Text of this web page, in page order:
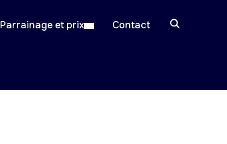
Parrainage et prix Contact